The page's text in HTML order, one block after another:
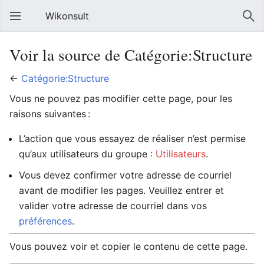
Wikonsult
Voir la source de Catégorie:Structure
← Catégorie:Structure
Vous ne pouvez pas modifier cette page, pour les
raisons suivantes :
L’action que vous essayez de réaliser n’est permise
qu’aux utilisateurs du groupe : Utilisateurs.
Vous devez confirmer votre adresse de courriel
avant de modifier les pages. Veuillez entrer et
valider votre adresse de courriel dans vos
préférences.
Vous pouvez voir et copier le contenu de cette page.